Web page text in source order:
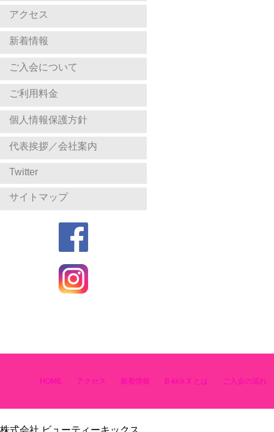
アクセス
新着情報
ご入会について
ご利用料金
個人情報保護方針
代表挨拶／会社案内
Twitter
サイトマップ
HOME アクセス 新着情報 B-kick X とは ご入会の流れ
株式会社 ビューティーキックス